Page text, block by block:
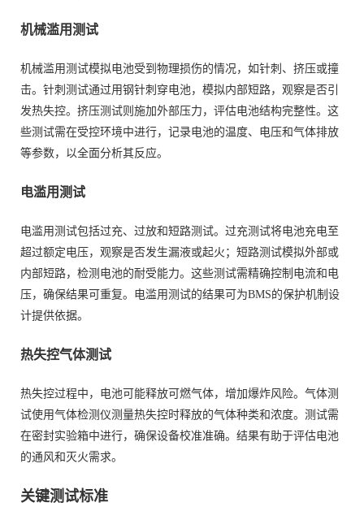
机械滥用测试
机械滥用测试模拟电池受到物理损伤的情况，如针刺、挤压或撞
击。针刺测试通过用钢针刺穿电池，模拟内部短路，观察是否引
发热失控。挤压测试则施加外部压力，评估电池结构完整性。这
些测试需在受控环境中进行，记录电池的温度、电压和气体排放
等参数，以全面分析其反应。
电滥用测试
电滥用测试包括过充、过放和短路测试。过充测试将电池充电至
超过额定电压，观察是否发生漏液或起火；短路测试模拟外部或
内部短路，检测电池的耐受能力。这些测试需精确控制电流和电
压，确保结果可重复。电滥用测试的结果可为BMS的保护机制设
计提供依据。
热失控气体测试
热失控过程中，电池可能释放可燃气体，增加爆炸风险。气体测
试使用气体检测仪测量热失控时释放的气体种类和浓度。测试需
在密封实验箱中进行，确保设备校准准确。结果有助于评估电池
的通风和灭火需求。
关键测试标准